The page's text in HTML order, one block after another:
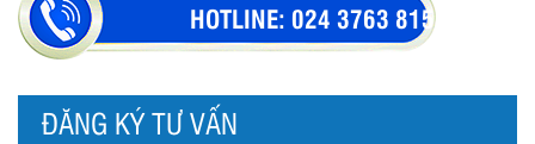
HOTLINE: 024 3763 8154
ĐĂNG KÝ TƯ VẤN